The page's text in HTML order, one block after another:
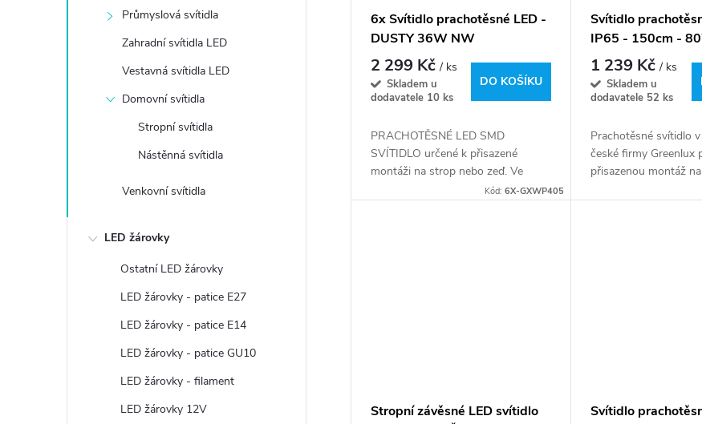
Průmyslová svítidla
Zahradní svítidla LED
Vestavná svítidla LED
Domovní svítidla
Stropní svítidla
Nástěnná svítidla
Venkovní svítidla
LED žárovky
Ostatní LED žárovky
LED žárovky - patice E27
LED žárovky - patice E14
LED žárovky - patice GU10
LED žárovky - filament
LED žárovky 12V
t
6x Svítidlo prachotěsné LED -
DUSTY 36W NW
3800/4500lm - denní bílá
2 299 Kč/ ks
Skladem u
dodavatele 10 ks
DO KOŠÍKU
PRACHOTĚSNÉ LED SMD
SVÍTIDLO určené k přisazené
montáži na strop nebo zeď. Ve
svítidle jsou průchozí vodiče L a N,
Kód:6X-GXWP405
Svítidlo
IP65 - 150cm -
10000lm - denní
1 239 Kč/ ks
Skladem u
dodavatele 52 ks
Prachotěsné svítidlo
české firmy Greenlux
přisazenou montáž
Stropní závěsné LED svítidlo
Svítidlo